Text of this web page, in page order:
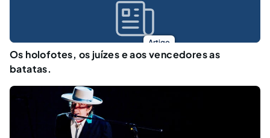
Artigo
Os holofotes, os juízes e aos vencedores as
batatas.